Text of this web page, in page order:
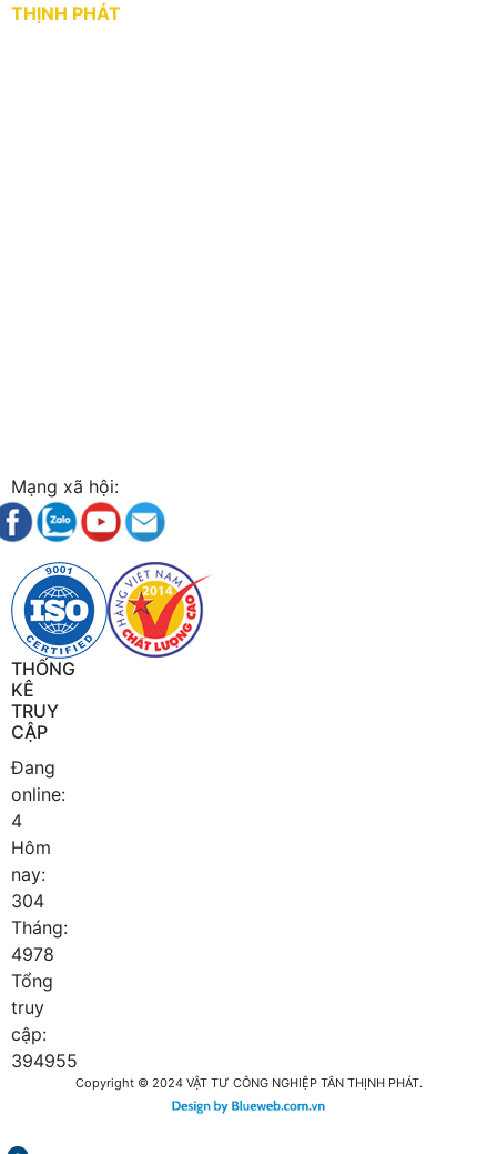
THỊNH PHÁT
Mạng xã hội:
THỐNG
KÊ
TRUY
CẬP
Đang
online:
4
Hôm
nay:
304
Tháng:
4978
Tổng
truy
cập:
394955
Copyright © 2024 VẬT TƯ CÔNG NGHIỆP TÂN THỊNH PHÁT.